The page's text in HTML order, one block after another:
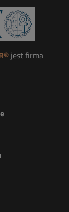
jest firma